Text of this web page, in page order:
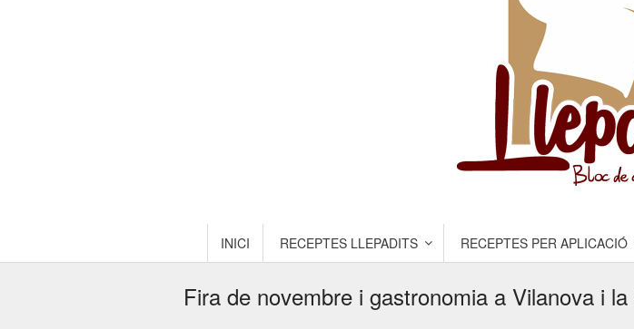
INICI RECEPTES LLEPADITS RECEPTES PER APLICACIÓ
Fira de novembre i gastronomia a Vilanova i